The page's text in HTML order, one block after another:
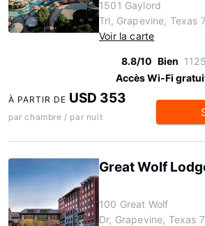
1501 Gaylord
Trl, Grapevine, Texas
Voir la carte
8.8/10 Bien
Accès Wi-Fi
À PARTIR DE USD 353
par chambre / par nuit
Great Wolf
100 Great Wolf
Dr, Grapevine, Texas